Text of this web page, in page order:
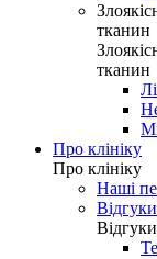
тканин
тканин
Про клініку
Про клініку
Наші
Відгуки
Відгуки